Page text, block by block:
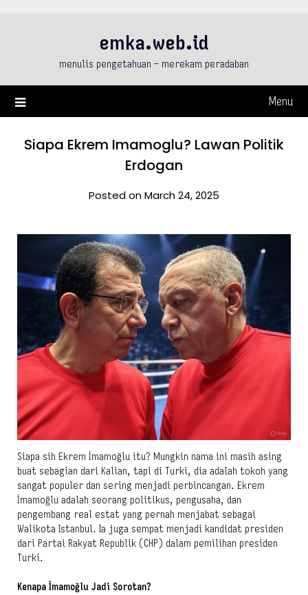
emka.web.id
menulis pengetahuan – merekam peradaban
Menu
Siapa Ekrem Imamoglu? Lawan Politik
Erdogan
Posted on March 24, 2025
Siapa sih Ekrem İmamoğlu itu? Mungkin nama ini masih asing
buat sebagian dari Kalian, tapi di Turki, dia adalah tokoh yang
sangat populer dan sering menjadi perbincangan. Ekrem
İmamoğlu adalah seorang politikus, pengusaha, dan
pengembang real estat yang pernah menjabat sebagai
Walikota Istanbul. Ia juga sempat menjadi kandidat presiden
dari Partai Rakyat Republik (CHP) dalam pemilihan presiden
Turki.
Kenapa İmamoğlu Jadi Sorotan?